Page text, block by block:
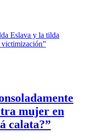
mujer en
calata?”